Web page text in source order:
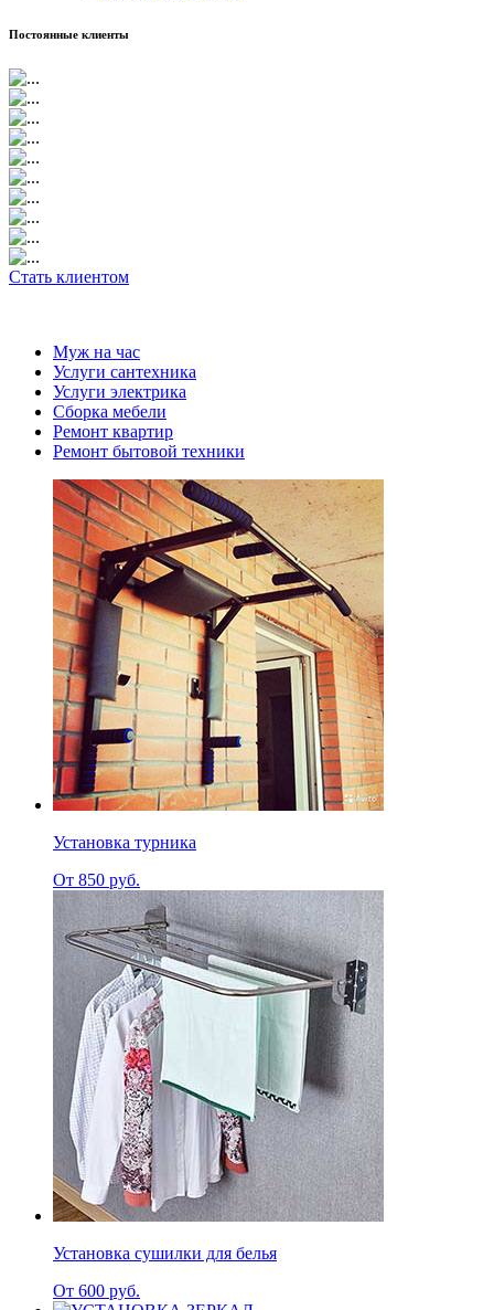
Постоянные клиенты
Стать клиентом
Муж на час
Услуги сантехника
Услуги электрика
Сборка мебели
Ремонт квартир
Ремонт бытовой техники
Установка турника
От 850 руб.
Установка сушилки для белья
От 600 руб.